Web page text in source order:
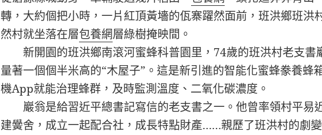
轉，大約個把小時，一片紅頂黃墻的佤寨躍然面前，班洪鄉班洪
然村就坐落在層包養網層綠樹掩映間。
新開園的班洪鄉南滾河蜜蜂科普園里，74歲的班洪村老支書
量著一個個半米高的“木屋子”。這是新引進的智能化蜜蜂豢養蜂
機App就能治理蜂群，及時監測溫度、二氧化碳濃度。
巖翁是給習近平總書記寫信的老支書之一。他曾率領村平易
建黌舍，成立一起配合社，成長特點財產……親歷了班洪村的劇變